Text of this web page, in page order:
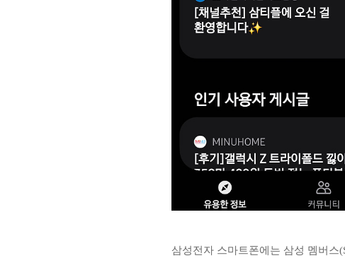
삼성전자 스마트폰에는 삼성 멤버스